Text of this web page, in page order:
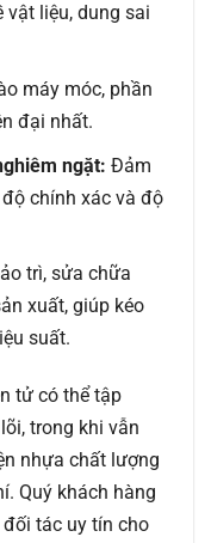
vật liệu, dung sai
máy móc, phần
đại nhất.
ngặt: Đảm
chính xác và độ
trì, sửa chữa
xuất, giúp kéo
suất.
tử có thể tập
trong khi vẫn
nhựa chất lượng
Quý khách hàng
tác uy tín cho